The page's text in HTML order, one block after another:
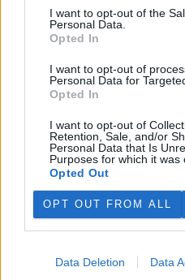
I want to opt-out of the
Personal Data.
Opted In
I want to opt-out of
Personal Data for
Opted In
I want to opt-out of
Retention, Sale, and/or
Personal Data that Is
Purposes for which it was
Opted Out
OPT OUT FROM ALL
Data Deletion Data
Moravia, jehož cílem byla
Moravě. Mluví o významu
diplomatických jednáních s
vydržet – i když výsledky nejsou
přírodě přivedlo, proč má slabost
Sumec velký na jihu
na takového
22.9.2025 | PRAHA (Ekolist.cz)
Diskuse: 26